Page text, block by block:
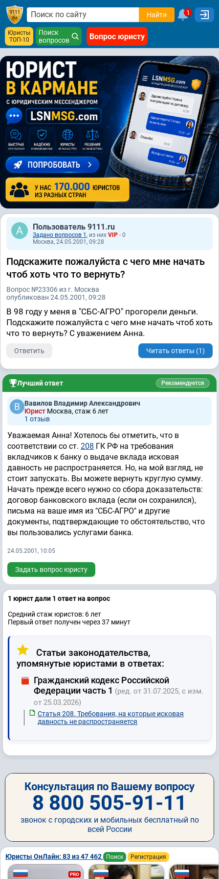
Найти 1
Юристы
ТОП-10
Поиск
вопросов
Вопрос юристу
Пользователь 9111.ru
Задано вопросов 1 , из них VIP - 0
Москва, 24.05.2001, 09:28
Подскажите пожалуйста с чего мне начать
чтоб хоть что то вернуть?
Вопрос №23306 из г. Москва
опубликован 24.05.2001, 09:28
В 98 году у меня в "СБС-АГРО" прогорели деньги.
Подскажите пожалуйста с чего мне начать чтоб хоть
что то вернуть? С уважением Анна.
Ответить Читать ответы (1)
Лучший ответ Рекомендуется
Вавилов Владимир Александрович
Юрист Москва, стаж 6 лет
1 отзыв
Уважаемая Анна! Хотелось бы отметить, что в
соответствии со ст. 208 ГК РФ на требования
вкладчиков к банку о выдаче вклада исковая
давность не распространяется. Но, на мой взгляд, не
стоит запускать. Вы можете вернуть круглую сумму.
Начать прежде всего нужно со сбора доказательств:
договор банковского вклада (если он сохранился),
письма на ваше имя из "СБС-АГРО" и другие
документы, подтверждающие то обстоятельство, что
вы пользовались услугами банка.
24.05.2001, 10:05
Задать вопрос юристу
1 юрист дали 1 ответ на вопрос
Средний стаж юристов: 6 лет
Первый ответ получен через 37 минут
Статьи законодательства,
упомянутые юристами в ответах:
Гражданский кодекс Российской
Федерации часть 1 (ред. от 31.07.2025, с изм.
от 25.03.2026)
Статья 208. Требования, на которые исковая
давность не распространяется
Консультация по Вашему вопросу
8 800 505-91-11
звонок с городских и мобильных бесплатный по
всей России
Юристы ОнЛайн: 83 из 47 462 Поиск Регистрация
PRO